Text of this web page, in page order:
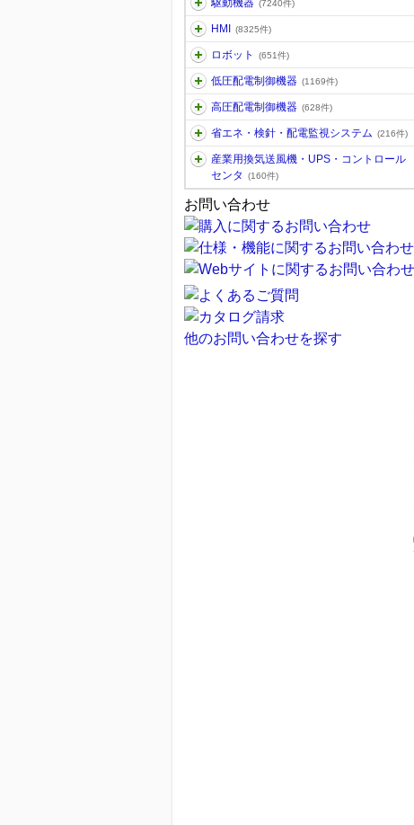
駆動機器 (7240件)
HMI (8325件)
ロボット (651件)
低圧配電制御機器 (1169件)
高圧配電制御機器 (628件)
省エネ・検針・配電監視システム (216件)
産業用換気送風機・UPS・コントロール
センタ
(160件)
お問い合わせ
他のお問い合わせを探す